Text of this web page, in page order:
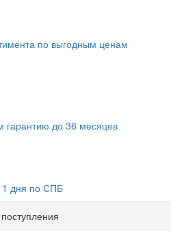
по выгодным ценам
гарантию до 36 месяцев
1 дня по СПБ